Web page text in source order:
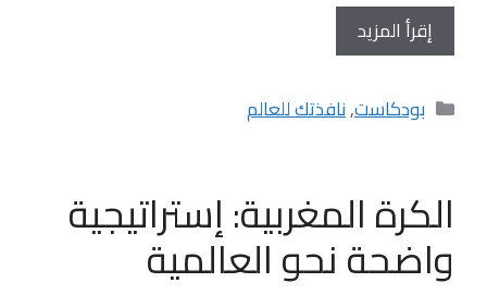
إقرأ المزيد
التصنيفات
بودكاست,نافذتك للعالم
الكرة المغربية: إستراتيجية
واضحة نحو العالمية